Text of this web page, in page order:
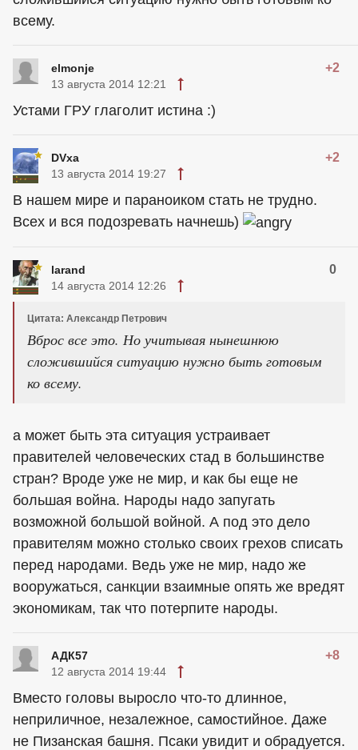
всему.
elmonje +2
13 августа 2014 12:21
Устами ГРУ глаголит истина :)
DVxa +2
13 августа 2014 19:27
В нашем мире и параноиком стать не трудно.
Всех и вся подозревать начнешь)
larand 0
14 августа 2014 12:26
Цитата: Александр Петрович
Вброс все это. Но учитывая нынешнюю
сложившийся ситуацию нужно быть готовым
ко всему.
а может быть эта ситуация устраивает
правителей человеческих стад в большинстве
стран? Вроде уже не мир, и как бы еще не
большая война. Народы надо запугать
возможной большой войной. А под это дело
правителям можно столько своих грехов списать
перед народами. Ведь уже не мир, надо же
вооружаться, санкции взаимные опять же вредят
экономикам, так что потерпите народы.
АДК57 +8
12 августа 2014 19:44
Вместо головы выросло что-то длинное,
неприличное, незалежное, самостийное. Даже
не Пизанская башня. Псаки увидит и обрадуется.